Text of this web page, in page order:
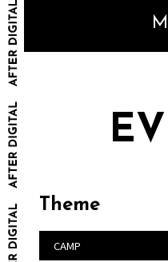
Theme
CAMP